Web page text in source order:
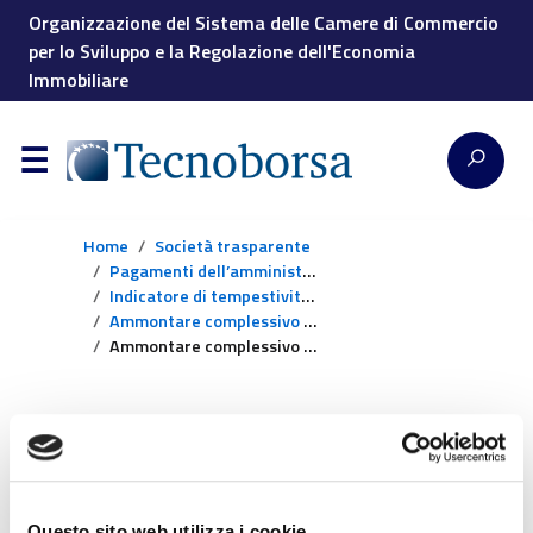
Organizzazione del Sistema delle Camere di Commercio
per lo Sviluppo e la Regolazione dell'Economia
Immobiliare
Home
Società trasparente
Pagamenti dell’amministrazione
Indicatore di tempestività dei pagamenti
Ammontare complessivo dei debiti
Ammontare complessivo dei debiti – 2019
complessivo dei